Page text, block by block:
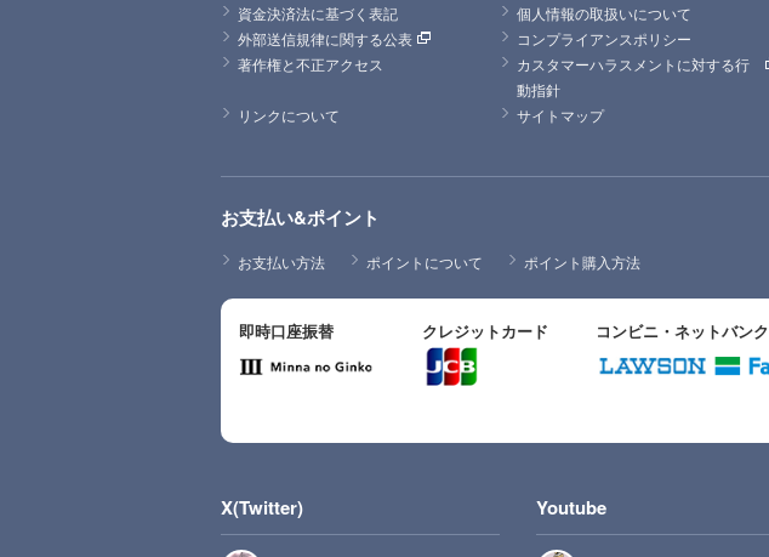
資金決済法に基づく表記
個人情報の取扱いについて
外部送信規律に関する公表
コンプライアンスポリシー
著作権と不正アクセス
カスタマーハラスメントに対する行
動指針
リンクについて
サイトマップ
お支払い&ポイント
お支払い方法 ポイントについて ポイント購入方法
即時口座振替 クレジットカード コンビニ・ネットバンク
X(Twitter) Youtube